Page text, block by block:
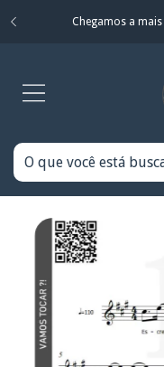
Chegamos a mais